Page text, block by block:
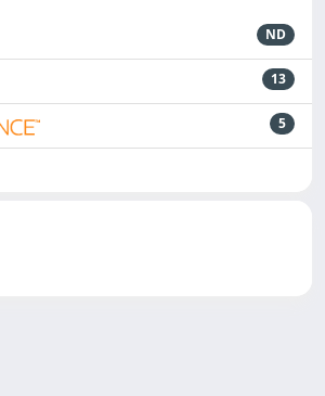
ND
13
5